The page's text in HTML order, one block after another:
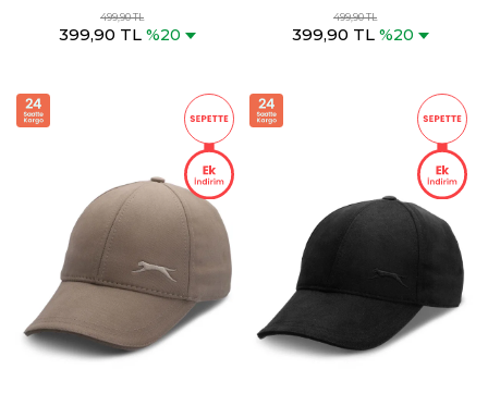
Antrasit Şapka
499,90 TL
399,90 TL %20
Siyah / Beyaz Şapka
499,90 TL
399,90 TL %20